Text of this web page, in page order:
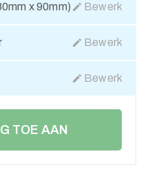
x 90mm) Bewerk
Bewerk
Bewerk
TOE AAN